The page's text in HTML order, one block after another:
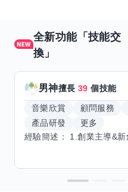
全新功能「技能交
換」
男神擅長39 個技能
音樂欣賞 顧問服務
產品研發
更多